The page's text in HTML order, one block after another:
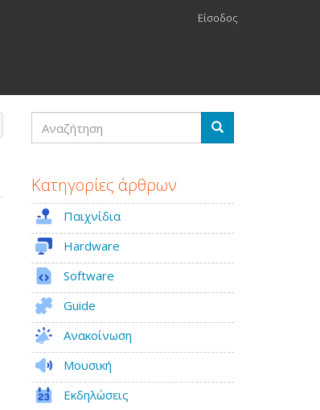
Είσοδος
Αναζήτηση
Αναζήτηση
Κατηγορίες άρθρων
Παιχνίδια
Hardware
Software
Guide
Ανακοίνωση
Μουσική
Εκδηλώσεις